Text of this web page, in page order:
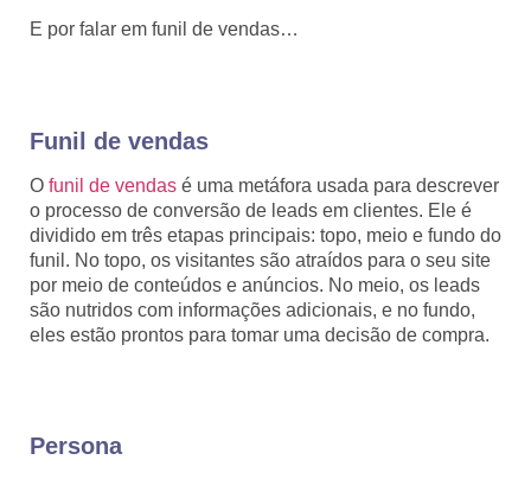
E por falar em funil de vendas…
Funil de vendas
O funil de vendas é uma metáfora usada para descrever
o processo de conversão de leads em clientes. Ele é
dividido em três etapas principais: topo, meio e fundo do
funil. No topo, os visitantes são atraídos para o seu site
por meio de conteúdos e anúncios. No meio, os leads
são nutridos com informações adicionais, e no fundo,
eles estão prontos para tomar uma decisão de compra.
Persona